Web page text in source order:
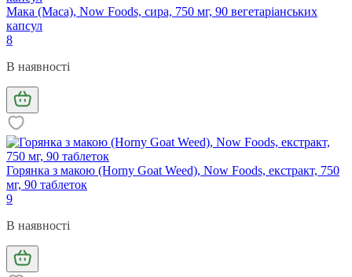
Мака (Maca), Now Foods, сира, 750 мг, 90 вегетаріанських
капсул
8
В наявності
Горянка з макою (Horny Goat Weed), Now Foods, екстракт, 750
мг, 90 таблеток
9
В наявності